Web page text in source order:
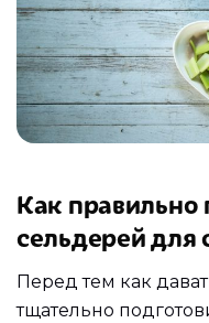
Как правильно
сельдерей для
Перед тем как
тщательно